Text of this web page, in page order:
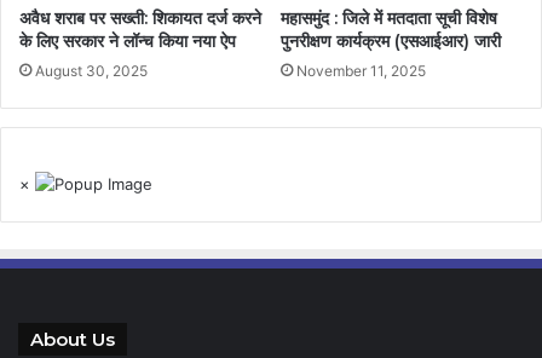
अवैध शराब पर सख्ती: शिकायत दर्ज करने
के लिए सरकार ने लॉन्च किया नया ऐप
August 30, 2025
महासमुंद : जिले में मतदाता सूची विशेष
पुनरीक्षण कार्यक्रम (एसआईआर) जारी
November 11, 2025
×
About Us